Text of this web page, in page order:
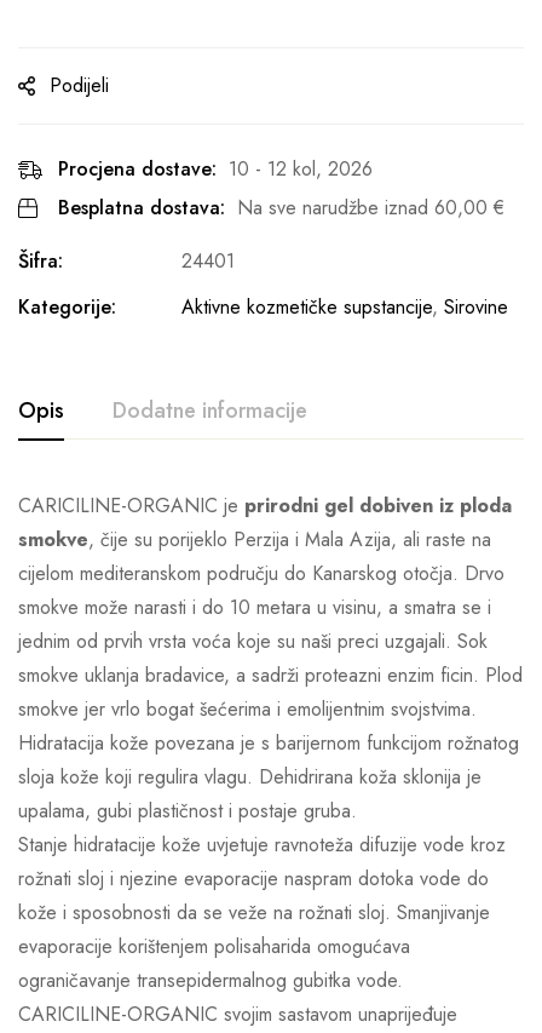
Podijeli
Procjena dostave: 10 - 12 kol, 2026
Besplatna dostava: Na sve narudžbe iznad 60,00 €
Šifra:
24401
Kategorije:
Aktivne kozmetičke supstancije, Sirovine
Opis Dodatne informacije
CARICILINE-ORGANIC je prirodni gel dobiven iz ploda
smokve, čije su porijeklo Perzija i Mala Azija, ali raste na
cijelom mediteranskom području do Kanarskog otočja. Drvo
smokve može narasti i do 10 metara u visinu, a smatra se i
jednim od prvih vrsta voća koje su naši preci uzgajali. Sok
smokve uklanja bradavice, a sadrži proteazni enzim ficin. Plod
smokve jer vrlo bogat šećerima i emolijentnim svojstvima.
Hidratacija kože povezana je s barijernom funkcijom rožnatog
sloja kože koji regulira vlagu. Dehidrirana koža sklonija je
upalama, gubi plastičnost i postaje gruba.
Stanje hidratacije kože uvjetuje ravnoteža difuzije vode kroz
rožnati sloj i njezine evaporacije naspram dotoka vode do
kože i sposobnosti da se veže na rožnati sloj. Smanjivanje
evaporacije korištenjem polisaharida omogućava
ograničavanje transepidermalnog gubitka vode.
CARICILINE-ORGANIC svojim sastavom unaprijeđuje